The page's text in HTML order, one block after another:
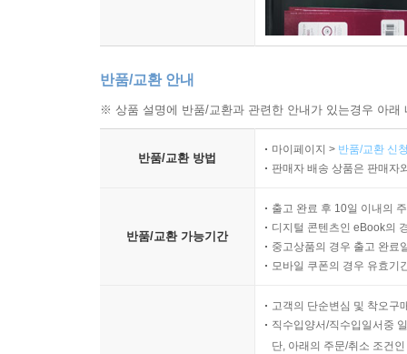
반품/교환 안내
※ 상품 설명에 반품/교환과 관련한 안내가 있는경우 아
반품/교환 방법
마이페이지 > 반품/교환 신
판매자 배송 상품은 판매자
반품/교환 가능기간
출고 완료 후 10일 이내의
디지털 콘텐츠인 eBook의
중고상품의 경우 출고 완료
모바일 쿠폰의 경우 유효기
고객의 단순변심 및 착오구
직수입양서/직수입일서중
단, 아래의 주문/취소 조건